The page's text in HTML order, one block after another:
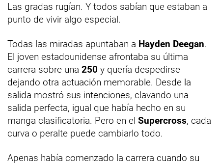
Las gradas rugían. Y todos sabían que estaban a
punto de vivir algo especial.
Todas las miradas apuntaban a Hayden Deegan.
El joven estadounidense afrontaba su última
carrera sobre una 250 y quería despedirse
dejando otra actuación memorable. Desde la
salida mostró sus intenciones, clavando una
salida perfecta, igual que había hecho en su
manga clasificatoria. Pero en el Supercross, cada
curva o peralte puede cambiarlo todo.
Apenas había comenzado la carrera cuando su